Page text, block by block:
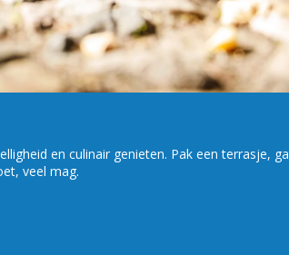
en culinair genieten. Pak een terrasje, ga
veel mag.